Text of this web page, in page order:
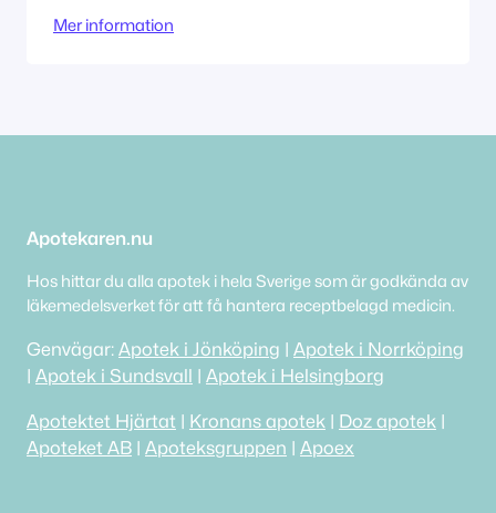
Apotek Hjärtat AB
Mer information
Apotekaren.nu
Hos hittar du alla apotek i hela Sverige som är godkända av
läkemedelsverket för att få hantera receptbelagd medicin.
Genvägar: Apotek i Jönköping | Apotek i Norrköping
| Apotek i Sundsvall | Apotek i Helsingborg
Apotektet Hjärtat | Kronans apotek | Doz apotek |
Apoteket AB | Apoteksgruppen | Apoex